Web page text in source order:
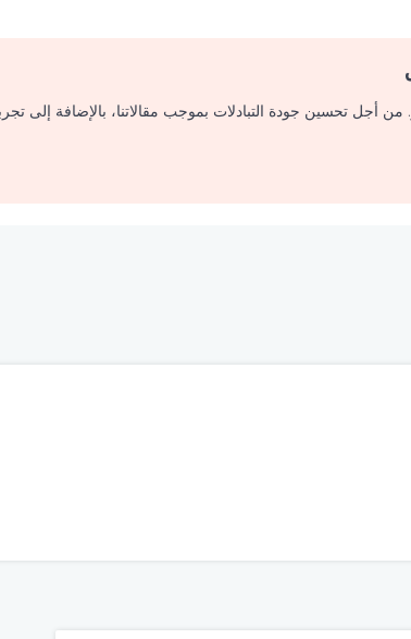
من أجل تحسين جودة التبادلات بموجب مقالاتنا، بالإضافة إلى